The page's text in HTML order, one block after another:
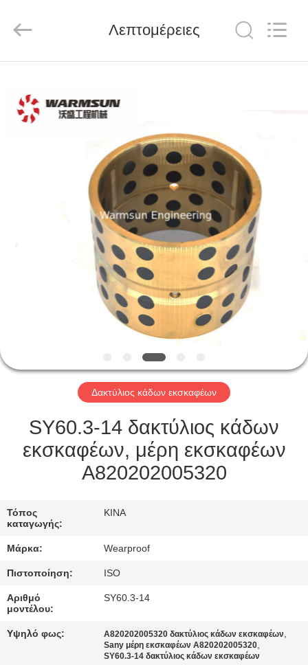
ΠΡΟΪΌΝΤΑ
ΓΎΡΟΣ
ΕΡΓΟΣΤΑΣΊΩΝ
ΠΟΙΟΤΙΚΌΣ
ΜΑΣ
ΕΛΆΤΕ
ΕΠΑΦΉ
ΜΕ
ΑΠΌΣΠΑΣΜΑ
SITEMAP
POLICY
Co.,
Reserved.
Λεπτομέρειες
Δακτύλιος κάδων εκσκαφέων
SY60.3-14 δακτύλιος κάδων
εκσκαφέων, μέρη εκσκαφέων
A820202005320
Τόπος
καταγωγής:
ΚΙΝΑ
Μάρκα: Wearproof
Πιστοποίηση: ISO
Αριθμό
μοντέλου:
SY60.3-14
Υψηλό φως: A820202005320 δακτύλιος κάδων εκσκαφέων,
Sany μέρη εκσκαφέων A820202005320,
SY60.3-14 δακτύλιος κάδων εκσκαφέων